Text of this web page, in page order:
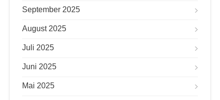
September 2025
August 2025
Juli 2025
Juni 2025
Mai 2025